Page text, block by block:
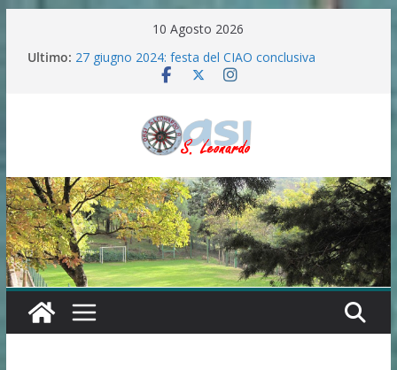
10 Agosto 2026
Ultimo: 27 giugno 2024: festa del CIAO conclusiva
La “ferita di Betlemme”
FESTA IN ONORE DELLA MADONNA DELLE
GRAZIE E SANTA LUCIA(7/8/9/10 SETTEMBRE
100 ANNI DI ANGELICA MASCIA